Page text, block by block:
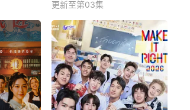
更新至第03集